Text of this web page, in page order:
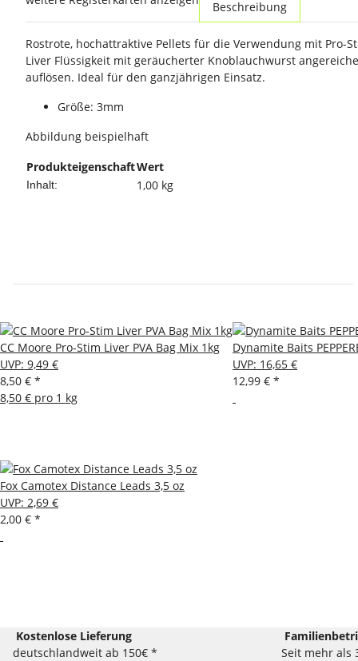
Beschreibung
Rostrote, hochattraktive Pellets für die Verwendung mit Pro-
Liver Flüssigkeit mit geräucherter Knoblauchwurst
auflösen. Ideal für den ganzjährigen Einsatz.
Größe: 3mm
Abbildung beispielhaft
ProdukteigenschaftWert
Inhalt: 1,00 kg
CC Moore Pro-Stim Liver PVA Bag Mix 1kg
UVP: 9,49 €
8,50 € *
8,50 € pro 1 kg
Dynamite Baits
UVP: 16,65 €
12,99 € *
Fox Camotex Distance Leads 3,5 oz
UVP: 2,69 €
2,00 € *
Kostenlose Lieferung
deutschlandweit ab 150€ *
Seit mehr als